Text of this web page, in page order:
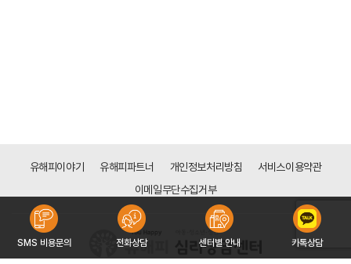
유해피이야기 유해피파트너 개인정보처리방침
서비스이용약관
이메일무단수집거부
SMS 비용문의 전화상담 센터별 안내 카톡상담